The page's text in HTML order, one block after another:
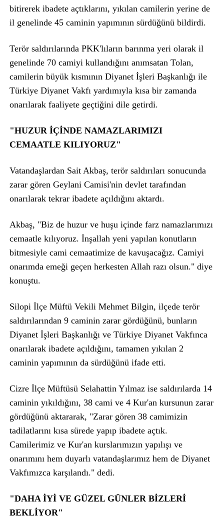
bitirerek ibadete açtıklarını, yıkılan camilerin yerine de
il genelinde 45 caminin yapımının sürdüğünü bildirdi.
Terör saldırılarında PKK'lıların barınma yeri olarak il
genelinde 70 camiyi kullandığını anımsatan Tolan,
camilerin büyük kısmının Diyanet İşleri Başkanlığı ile
Türkiye Diyanet Vakfı yardımıyla kısa bir zamanda
onarılarak faaliyete geçtiğini dile getirdi.
"HUZUR İÇİNDE NAMAZLARIMIZI
CEMAATLE KILIYORUZ"
Vatandaşlardan Sait Akbaş, terör saldırıları sonucunda
zarar gören Geylani Camisi'nin devlet tarafından
onarılarak tekrar ibadete açıldığını aktardı.
Akbaş, "Biz de huzur ve huşu içinde farz namazlarımızı
cemaatle kılıyoruz. İnşallah yeni yapılan konutların
bitmesiyle cami cemaatimize de kavuşacağız. Camiyi
onarımda emeği geçen herkesten Allah razı olsun." diye
konuştu.
Silopi İlçe Müftü Vekili Mehmet Bilgin, ilçede terör
saldırılarından 9 caminin zarar gördüğünü, bunların
Diyanet İşleri Başkanlığı ve Türkiye Diyanet Vakfınca
onarılarak ibadete açıldığını, tamamen yıkılan 2
caminin yapımının da sürdüğünü ifade etti.
Cizre İlçe Müftüsü Selahattin Yılmaz ise saldırılarda 14
caminin yıkıldığını, 38 cami ve 4 Kur'an kursunun zarar
gördüğünü aktararak, "Zarar gören 38 camimizin
tadilatlarını kısa sürede yapıp ibadete açtık.
Camilerimiz ve Kur'an kurslarımızın yapılışı ve
onarımını hem duyarlı vatandaşlarımız hem de Diyanet
Vakfımızca karşılandı." dedi.
"DAHA İYİ VE GÜZEL GÜNLER BİZLERİ
BEKLİYOR"